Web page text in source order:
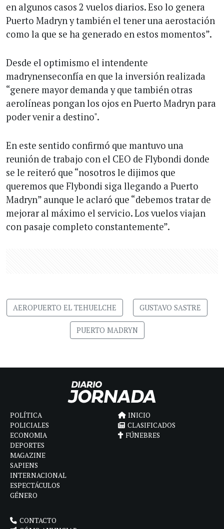
en algunos casos 2 vuelos diarios. Eso lo genera
Puerto Madryn y también el tener una aerostación
como la que se ha generado en estos momentos”.
Desde el optimismo el intendente
madrynenseconfía en que la inversión realizada
“genere mayor demanda y que también otras
aerolíneas pongan los ojos en Puerto Madryn para
poder venir a destino".
En este sentido confirmó que mantuvo una
reunión de trabajo con el CEO de Flybondi donde
se le reiteró que “nosotros le dijimos que
queremos que Flybondi siga llegando a Puerto
Madryn” aunque le aclaró que “debemos tratar de
mejorar al máximo el servicio. Los vuelos viajan
con pasaje completo constantemente”.
AEROPUERTO EL TEHUELCHE GUSTAVO SASTRE
PUERTO MADRYN
POLÍTICA
POLICIALES
ECONOMIA
DEPORTES
MAGAZINE
SAPIENS
INTERNACIONAL
ESPECTÁCULOS
GÉNERO
INICIO
CLASIFICADOS
FÚNEBRES
CONTACTO